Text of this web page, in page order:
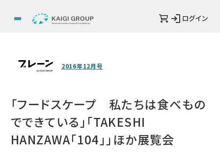
ログイン
2016年12月号
「フードスケープ 私たちは食べもの
でできている」「TAKESHI
HANZAWA「104」」ほか展覧会